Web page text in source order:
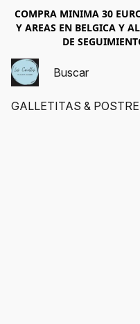
COMPRA MINIMA 30
Y AREAS EN BELGICA Y
DE
GALLETITAS &